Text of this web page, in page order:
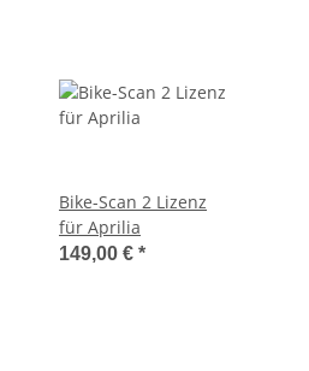
Bike-Scan 2 Lizenz
für Aprilia
149,00 € *